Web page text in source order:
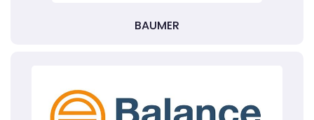
BAUMER